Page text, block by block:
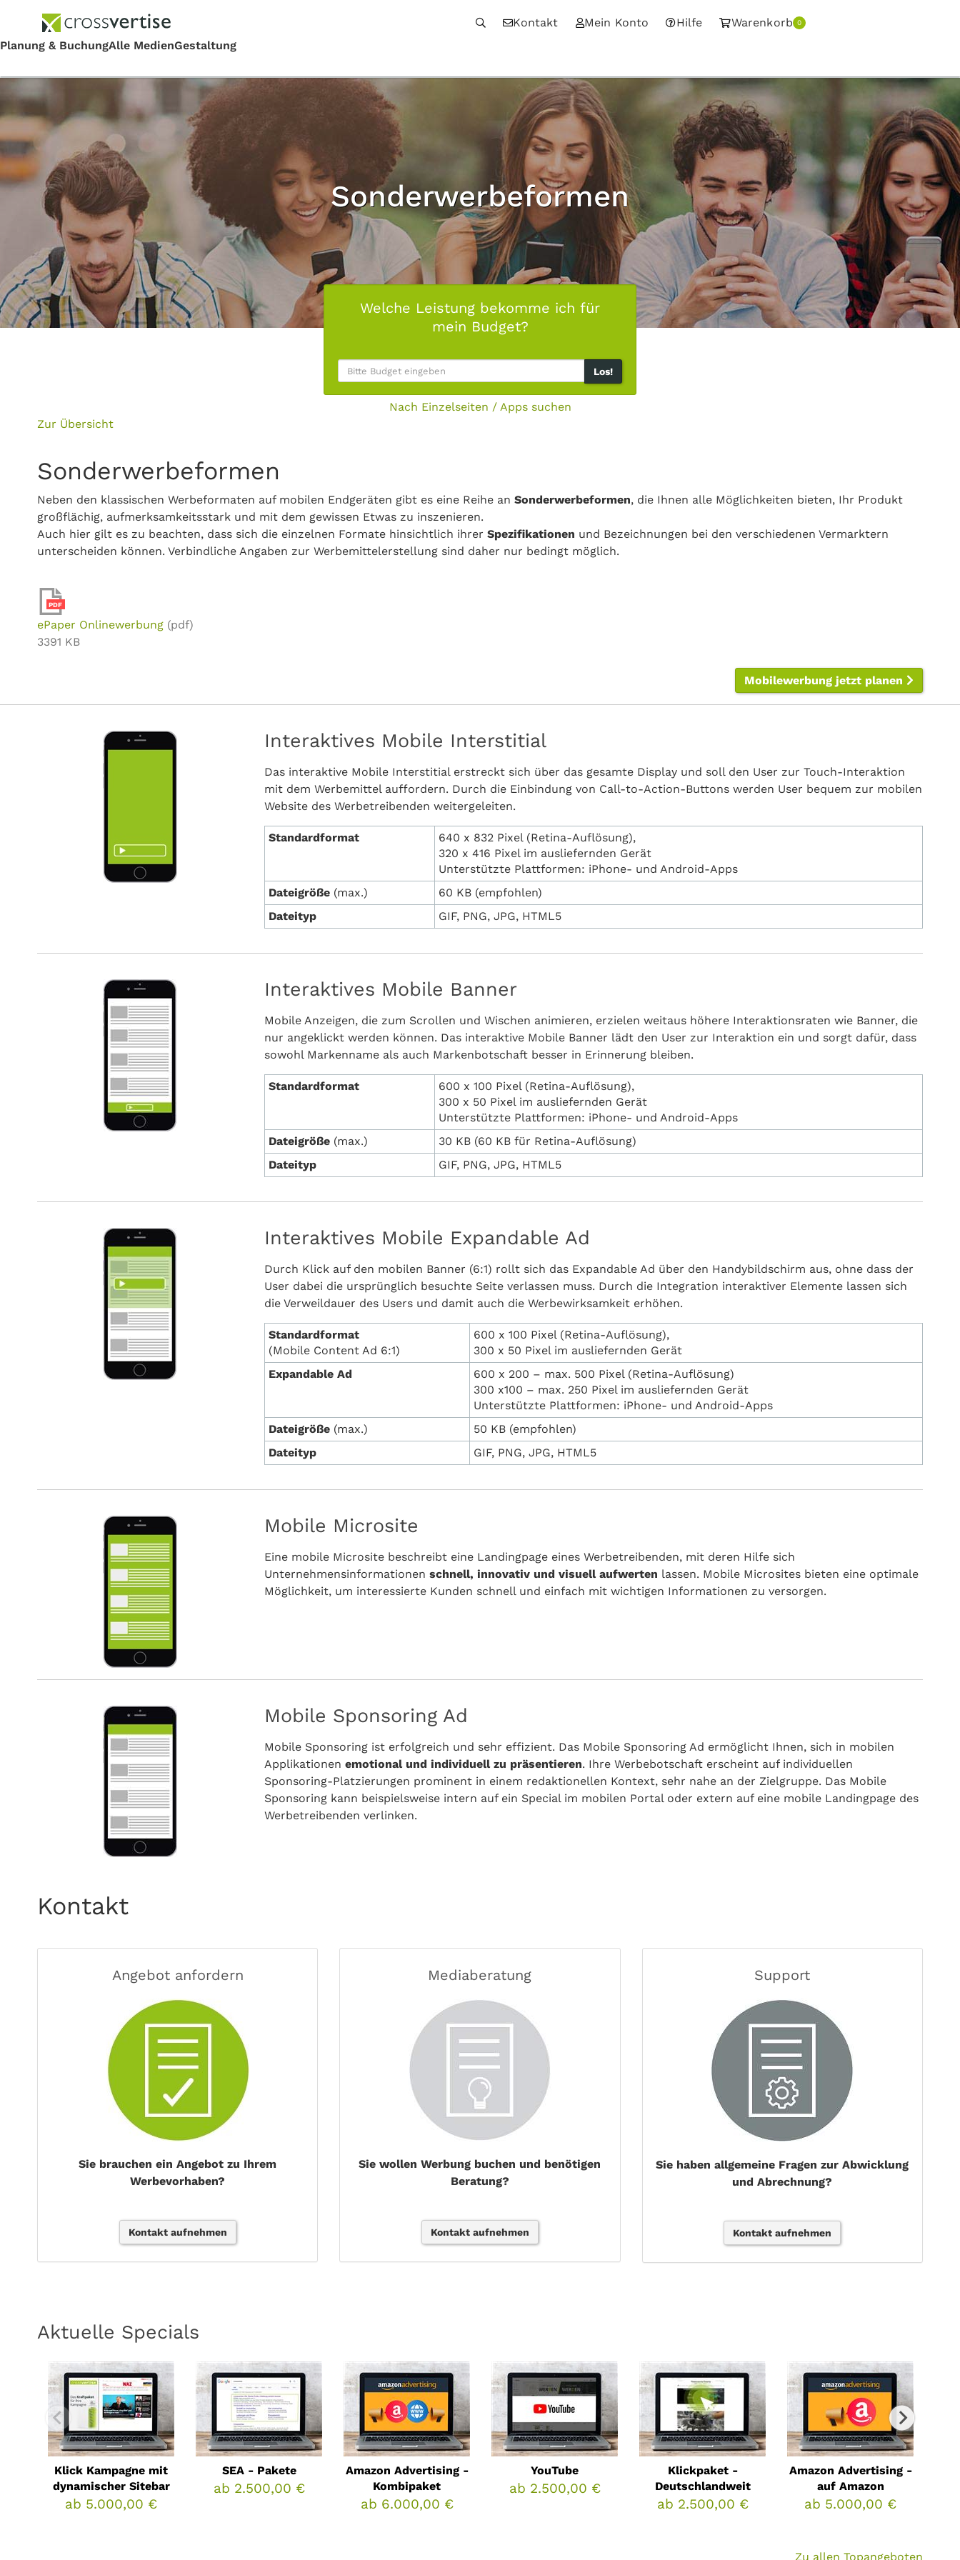
Kontakt Mein Konto Hilfe Warenkorb 0
Sonderwerbeformen
Welche Leistung bekomme ich für
mein Budget?
Los!
Nach Einzelseiten / Apps suchen
Zur Übersicht
Sonderwerbeformen
Neben den klassischen Werbeformaten auf mobilen Endgeräten gibt es eine Reihe an Sonderwerbeformen, die Ihnen alle Möglichkeiten bieten, Ihr Produkt
großflächig, aufmerksamkeitsstark und mit dem gewissen Etwas zu inszenieren.
Auch hier gilt es zu beachten, dass sich die einzelnen Formate hinsichtlich ihrer Spezifikationen und Bezeichnungen bei den verschiedenen Vermarktern
unterscheiden können. Verbindliche Angaben zur Werbemittelerstellung sind daher nur bedingt möglich.
PDF
ePaper Onlinewerbung (pdf)
3391 KB
Mobilewerbung jetzt planen
Interaktives Mobile Interstitial
Das interaktive Mobile Interstitial erstreckt sich über das gesamte Display und soll den User zur Touch-Interaktion
mit dem Werbemittel auffordern. Durch die Einbindung von Call-to-Action-Buttons werden User bequem zur mobilen
Website des Werbetreibenden weitergeleiten.
Standardformat
640 x 832 Pixel (Retina-Auflösung),
320 x 416 Pixel im ausliefernden Gerät
Unterstützte Plattformen: iPhone- und Android-Apps
Dateigröße(max.)
60 KB (empfohlen)
Dateityp
GIF, PNG, JPG, HTML5
Interaktives Mobile Banner
Mobile Anzeigen, die zum Scrollen und Wischen animieren, erzielen weitaus höhere Interaktionsraten wie Banner, die
nur angeklickt werden können. Das interaktive Mobile Banner lädt den User zur Interaktion ein und sorgt dafür, dass
sowohl Markenname als auch Markenbotschaft besser in Erinnerung bleiben.
Standardformat
600 x 100 Pixel (Retina-Auflösung),
300 x 50 Pixel im ausliefernden Gerät
Unterstützte Plattformen: iPhone- und Android-Apps
Dateigröße (max.)
30 KB (60 KB für Retina-Auflösung)
Dateityp
GIF, PNG, JPG, HTML5
Interaktives Mobile Expandable Ad
Durch Klick auf den mobilen Banner (6:1) rollt sich das Expandable Ad über den Handybildschirm aus, ohne dass der
User dabei die ursprünglich besuchte Seite verlassen muss. Durch die Integration interaktiver Elemente lassen sich
die Verweildauer des Users und damit auch die Werbewirksamkeit erhöhen.
Standardformat
(Mobile Content Ad 6:1)
600 x 100 Pixel (Retina-Auflösung),
300 x 50 Pixel im ausliefernden Gerät
Expandable Ad
600 x 200 – max. 500 Pixel (Retina-Auflösung)
300 x100 – max. 250 Pixel im ausliefernden Gerät
Unterstützte Plattformen: iPhone- und Android-Apps
Dateigröße (max.)
50 KB (empfohlen)
Dateityp
GIF, PNG, JPG, HTML5
Mobile Microsite
Eine mobile Microsite beschreibt eine Landingpage eines Werbetreibenden, mit deren Hilfe sich
Unternehmensinformationen schnell, innovativ und visuell aufwerten lassen. Mobile Microsites bieten eine optimale
Möglichkeit, um interessierte Kunden schnell und einfach mit wichtigen Informationen zu versorgen.
Mobile Sponsoring Ad
Mobile Sponsoring ist erfolgreich und sehr effizient. Das Mobile Sponsoring Ad ermöglicht Ihnen, sich in mobilen
Applikationen emotional und individuell zu präsentieren. Ihre Werbebotschaft erscheint auf individuellen
Sponsoring-Platzierungen prominent in einem redaktionellen Kontext, sehr nahe an der Zielgruppe. Das Mobile
Sponsoring kann beispielsweise intern auf ein Special im mobilen Portal oder extern auf eine mobile Landingpage des
Werbetreibenden verlinken.
Kontakt
Angebot anfordern
Sie brauchen ein Angebot zu Ihrem
Werbevorhaben?
Kontakt aufnehmen
Mediaberatung
Sie wollen Werbung buchen und benötigen
Beratung?
Kontakt aufnehmen
Support
Sie haben allgemeine Fragen zur Abwicklung
und Abrechnung?
Kontakt aufnehmen
Aktuelle Specials
Klick Kampagne mit
dynamischer Sitebar
ab 5.000,00 €
SEA - Pakete
ab 2.500,00 €
Amazon Advertising -
Kombipaket
ab 6.000,00 €
YouTube
ab 2.500,00 €
Klickpaket -
Deutschlandweit
ab 2.500,00 €
Amazon Advertising -
auf Amazon
ab 5.000,00 €
Zu allen Topangeboten